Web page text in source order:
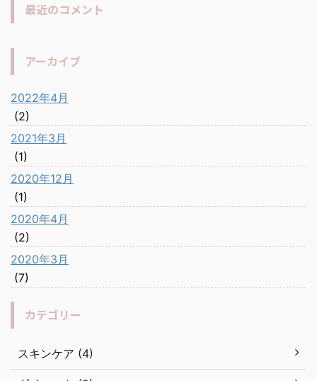
最近のコメント
アーカイブ
2022年4月
(2)
2021年3月
(1)
2020年12月
(1)
2020年4月
(2)
2020年3月
(7)
カテゴリー
スキンケア (4)